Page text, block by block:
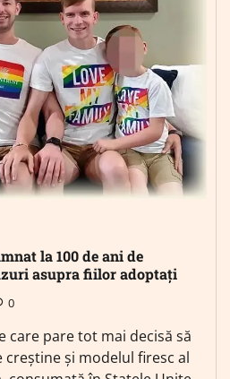
la 100 de ani de
asupra fiilor adoptați
0
care pare tot mai decisă să
creștine și modelul firesc al